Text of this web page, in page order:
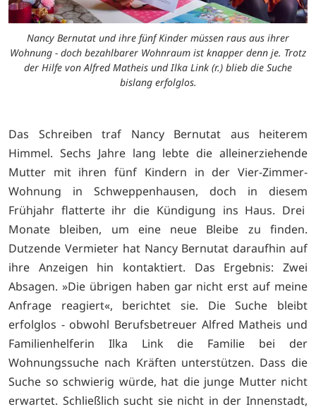
Nancy Bernutat und ihre fünf Kinder müssen raus aus ihrer
Wohnung - doch bezahlbarer Wohnraum ist knapper denn je. Trotz
der Hilfe von Alfred Matheis und Ilka Link (r.) blieb die Suche
bislang erfolglos.
Das Schreiben traf Nancy Bernutat aus heiterem
Himmel. Sechs Jahre lang lebte die alleinerziehende
Mutter mit ihren fünf Kindern in der Vier-Zimmer-
Wohnung in Schweppenhausen, doch in diesem
Frühjahr flatterte ihr die Kündigung ins Haus. Drei
Monate bleiben, um eine neue Bleibe zu finden.
Dutzende Vermieter hat Nancy Bernutat daraufhin auf
ihre Anzeigen hin kontaktiert. Das Ergebnis: Zwei
Absagen. »Die übrigen haben gar nicht erst auf meine
Anfrage reagiert«, berichtet sie. Die Suche bleibt
erfolglos - obwohl Berufsbetreuer Alfred Matheis und
Familienhelferin Ilka Link die Familie bei der
Wohnungssuche nach Kräften unterstützen. Dass die
Suche so schwierig würde, hat die junge Mutter nicht
erwartet. Schließlich sucht sie nicht in der Innenstadt,